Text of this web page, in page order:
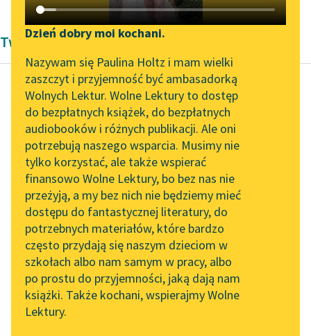
Katalog DAISY
Podkasty o książkach
Zgłoś brak utworu
Aktualności
Spotkanie z Katarzyną
Tunkiel w Oslo
Wolne Lektury na 32.
Pol’and’Rock Festivalu
„Kochanek Lady
Chatterley” do słuchania
na Wolnych Lekturach
Nowy audiobook –
„Marzenie o Oriencie”
Sophie Elkan
Kolekcja Nadwyraz.com x
Wolne Lektury – idealna na
Narzędzia
Mapa Wolnych Lektur
Leśmianator
Przewodnik dla piszących i
czytających
API
OAI-PMH
Widget Wolnych Lektur
Przypisy
Dzień dobry moi kochani.
Nazywam się Paulina Holtz i mam wielki
zaszczyt i przyjemność być ambasadorką
Wolnych Lektur. Wolne Lektury to dostęp
do bezpłatnych książek, do bezpłatnych
audiobooków i różnych publikacji. Ale oni
potrzebują naszego wsparcia. Musimy nie
tylko korzystać, ale także wspierać
finansowo Wolne Lektury, bo bez nas nie
przeżyją, a my bez nich nie będziemy mieć
dostępu do fantastycznej literatury, do
potrzebnych materiałów, które bardzo
często przydają się naszym dzieciom w
szkołach albo nam samym w pracy, albo
po prostu do przyjemności, jaką dają nam
książki. Także kochani, wspierajmy Wolne
Lektury.
Twórczość Wojciecha Orlińskiego
Wojciech Orliński
Ulica Conrada
Przedstawił się jako
Jorge i zaczął mówić
do mnie po hiszpańsku.
Przerwałem mu po
angielsku...
Czytaj więcej